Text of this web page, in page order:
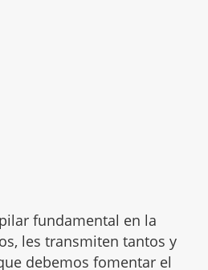
fundamental en la
les transmiten tantos y
debemos fomentar el